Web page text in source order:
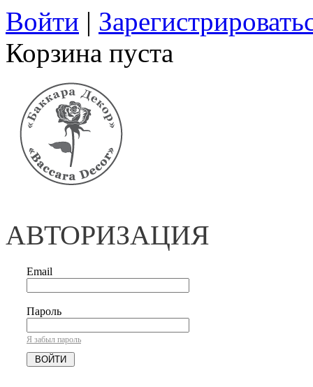
Войти |
Корзина пуста
АВТОРИЗАЦИЯ
Email
Пароль
Я забыл пароль